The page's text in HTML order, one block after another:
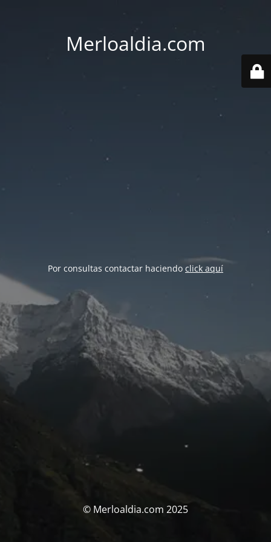
Merloaldia.com
Por consultas contactar haciendo click aquí
© Merloaldia.com 2025